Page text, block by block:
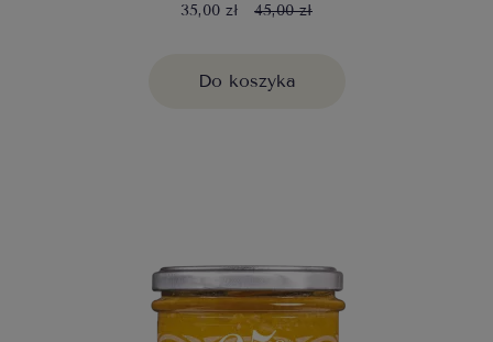
35,00 zł 45,00 zł
Do koszyka